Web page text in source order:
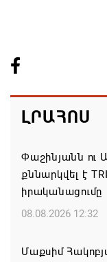
ԼՐԱՀՈՍ
Փաշինյանն ու
քննարկվել է
իրականացումը
08.08.2026 12:32
Մաքսիմ